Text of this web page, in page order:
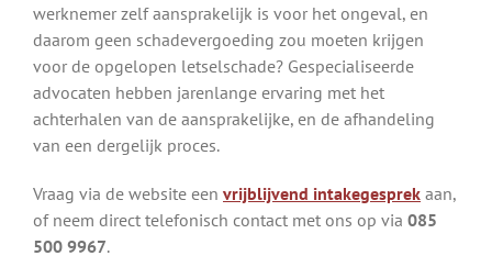
werknemer zelf aansprakelijk is voor het ongeval, en
daarom geen schadevergoeding zou moeten krijgen
voor de opgelopen letselschade? Gespecialiseerde
advocaten hebben jarenlange ervaring met het
achterhalen van de aansprakelijke, en de afhandeling
van een dergelijk proces.
Vraag via de website een vrijblijvend intakegesprek aan,
of neem direct telefonisch contact met ons op via 085
500 9967.